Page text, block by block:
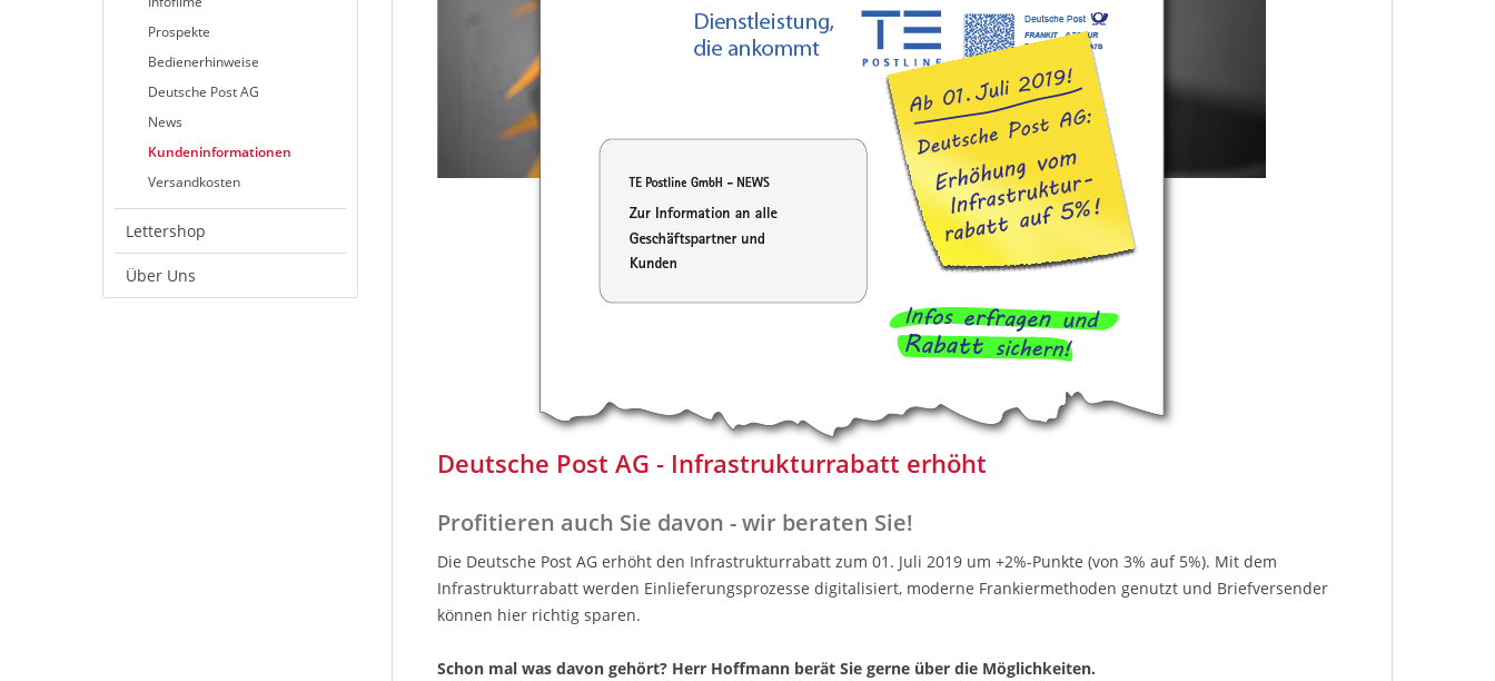
Prospekte
Bedienerhinweise
Deutsche Post AG
News
Kundeninformationen
Versandkosten
Lettershop
Über Uns
Deutsche Post AG - Infrastrukturrabatt erhöht
Profitieren auch Sie davon - wir beraten Sie!
Die Deutsche Post AG erhöht den Infrastrukturrabatt zum 01. Juli 2019 um +2%-Punkte (von 3% auf 5%). Mit dem
Infrastrukturrabatt werden Einlieferungsprozesse digitalisiert, moderne Frankiermethoden genutzt und Briefversender
können hier richtig sparen.
Schon mal was davon gehört? Herr Hoffmann berät Sie gerne über die Möglichkeiten.